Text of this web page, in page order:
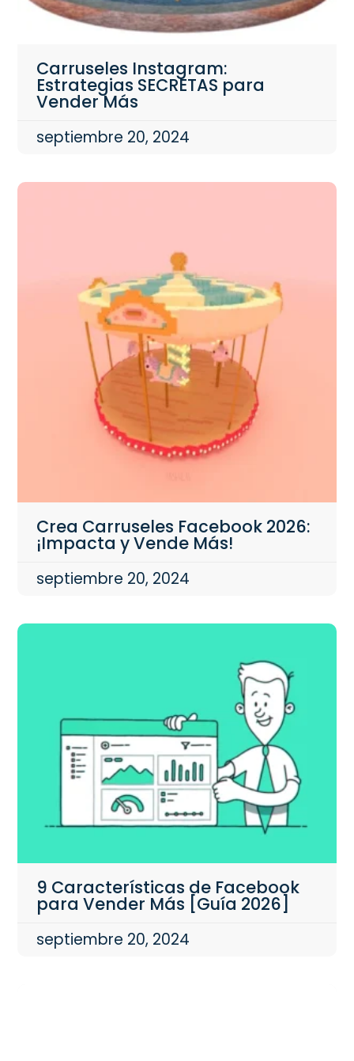
Carruseles Instagram:
Estrategias SECRETAS para
Vender Más
septiembre 20, 2024
Crea Carruseles Facebook 2026:
¡Impacta y Vende Más!
septiembre 20, 2024
9 Características de Facebook
para Vender Más [Guía 2026]
septiembre 20, 2024